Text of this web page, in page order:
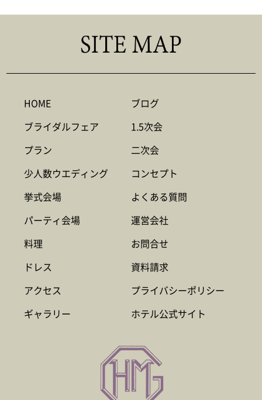
HOME
ブライダルフェア
プラン
少人数ウエディング
挙式会場
パーティ会場
料理
ドレス
アクセス
ギャラリー
ブログ
1.5次会
二次会
コンセプト
よくある質問
運営会社
お問合せ
資料請求
プライバシーポリシー
ホテル公式サイト